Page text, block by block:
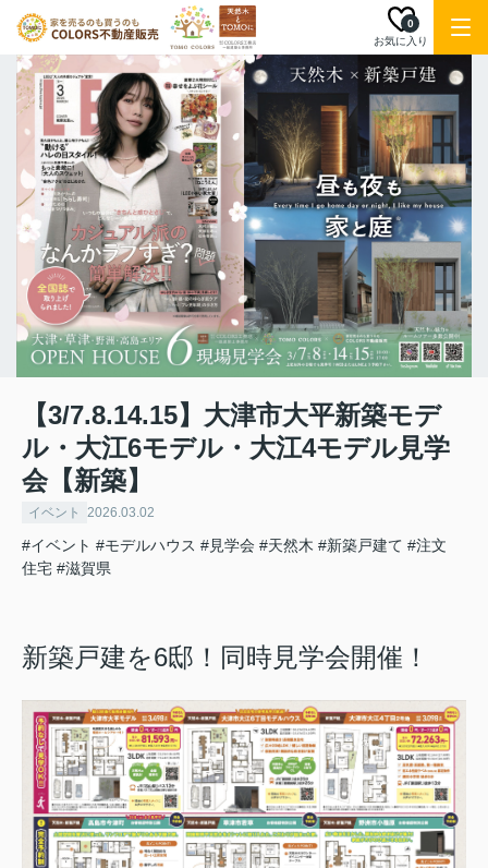
お気に入り
0
【3/7.8.14.15】大津市大平新築モデ
ル・大江6モデル・大江4モデル見学
会【新築】
イベント 2026.03.02
#イベント #モデルハウス #見学会 #天然木 #新築戸建て #注文
住宅 #滋賀県
新築戸建を6邸！同時見学会開催！